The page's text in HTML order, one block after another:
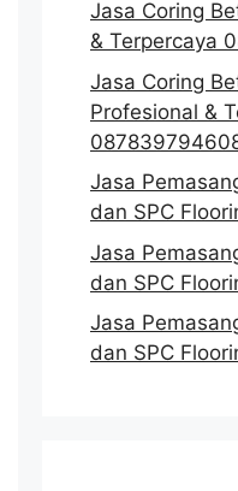
Jasa Coring
& Terpercaya
Jasa Coring
Profesional &
Jasa
dan SPC
Jasa
dan SPC
Jasa
dan SPC